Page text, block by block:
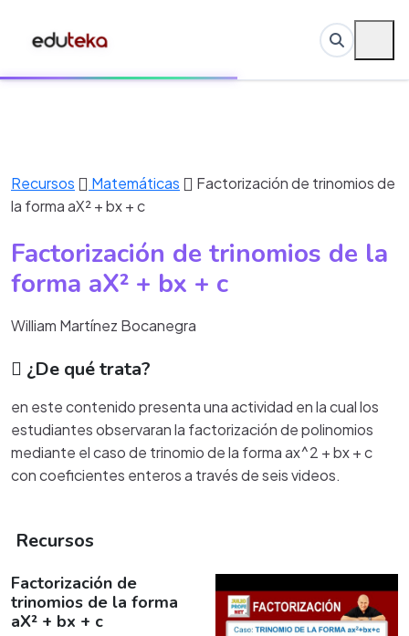
Recursos Matemáticas
Factorización de trinomios de
la forma aX² + bx + c
Factorización de trinomios de la
forma aX² + bx + c
William Martínez Bocanegra
¿De qué trata?
en este contenido presenta una actividad en la cual los
estudiantes observaran la factorización de polinomios
mediante el caso de trinomio de la forma ax^2 + bx + c
con coeficientes enteros a través de seis videos.
Recursos
Factorización de
trinomios de la forma
aX² + bx + c